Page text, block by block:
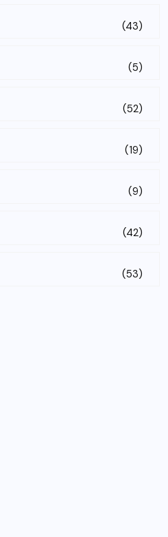
(43)
(5)
(52)
(19)
(9)
(42)
(53)